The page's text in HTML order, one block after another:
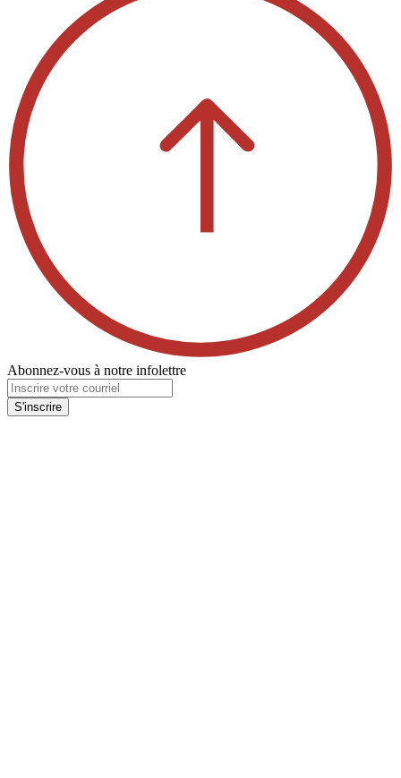
Abonnez-vous à notre infolettre